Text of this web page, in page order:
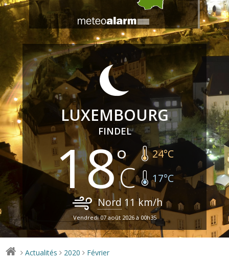
LUXEMBOURG
FINDEL
18 24°C
17°C
Nord 11km/h
Vendredi 07 août 2026 à 00h35
> Actualités > 2020 > Février